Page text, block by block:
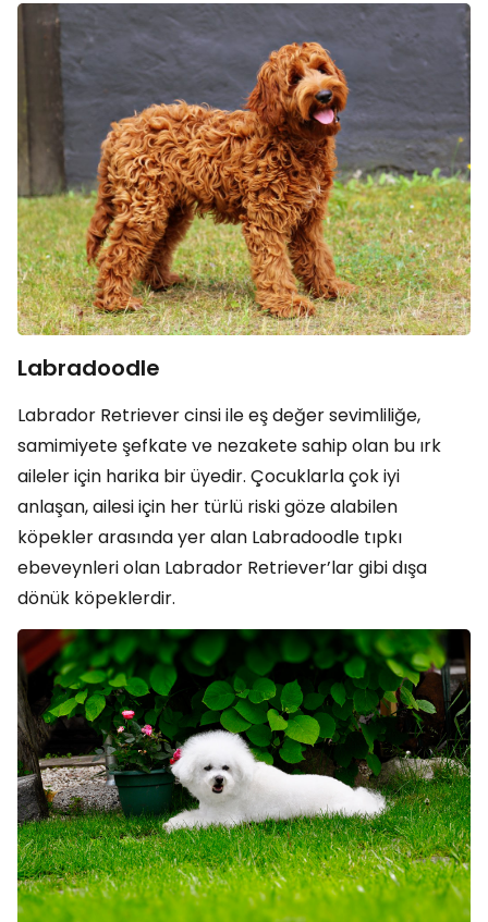
Labradoodle
Labrador Retriever cinsi ile eş değer sevimliliğe,
samimiyete şefkate ve nezakete sahip olan bu ırk
aileler için harika bir üyedir. Çocuklarla çok iyi
anlaşan, ailesi için her türlü riski göze alabilen
köpekler arasında yer alan Labradoodle tıpkı
ebeveynleri olan Labrador Retriever’lar gibi dışa
dönük köpeklerdir.